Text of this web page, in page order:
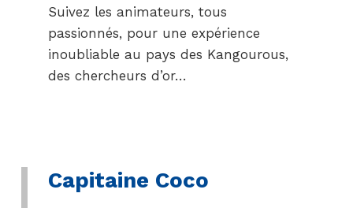
Suivez les animateurs, tous
passionnés, pour une expérience
inoubliable au pays des Kangourous,
des chercheurs d’or…
Capitaine Coco